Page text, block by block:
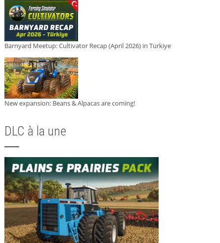
Barnyard Meetup: Cultivator Recap (April 2026) in Türkiye
New expansion: Beans & Alpacas are coming!
DLC à la une